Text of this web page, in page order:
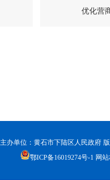
优化营
主办单位：黄石市下陆区人民政府
鄂ICP备16019274号-1 网